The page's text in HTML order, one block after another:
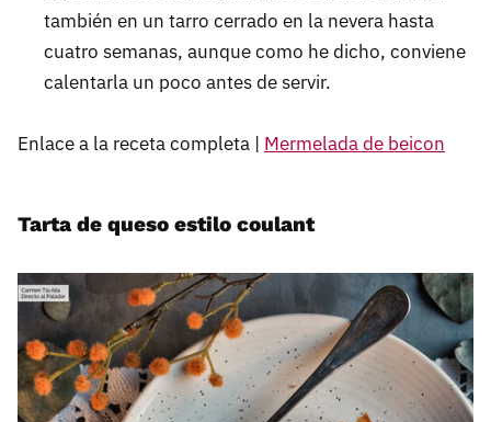
también en un tarro cerrado en la nevera hasta
cuatro semanas, aunque como he dicho, conviene
calentarla un poco antes de servir.
Enlace a la receta completa | Mermelada de beicon
Tarta de queso estilo coulant